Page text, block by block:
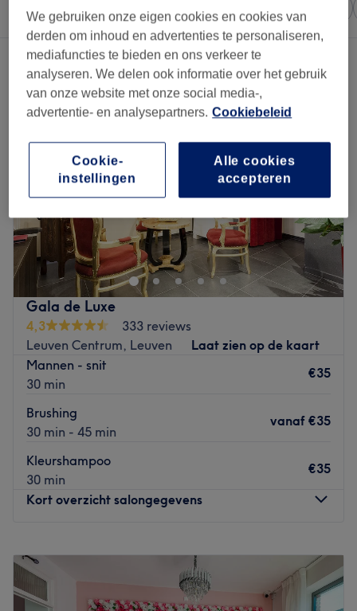
Sorteer op Elke prijs Salons Expresaanbiedingen
2 salons met:haar krullen in Leuven
Gala de Luxe
4,3
333 reviews
Leuven Centrum, Leuven
Laat zien op de kaart
Mannen - snit
30 min
€35
Brushing
30 min - 45 min
vanaf €35
Kleurshampoo
30 min
€35
Kort overzicht salongegevens
Dinsdag
20:00
Woensdag
20:00
Donderdag
11:00–
20:00
We gebruiken onze eigen cookies en cookies van
derden om inhoud en advertenties te personaliseren,
mediafuncties te bieden en ons verkeer te
analyseren. We delen ook informatie over het gebruik
van onze website met onze social media-,
advertentie- en analysepartners. Cookiebeleid
Alle cookies
accepteren
Cookie-
instellingen